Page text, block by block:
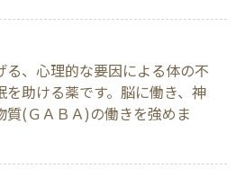
る、心理的な要因による体の不
助ける薬です。脳に働き、神
質(ＧＡＢＡ)の働きを強めま